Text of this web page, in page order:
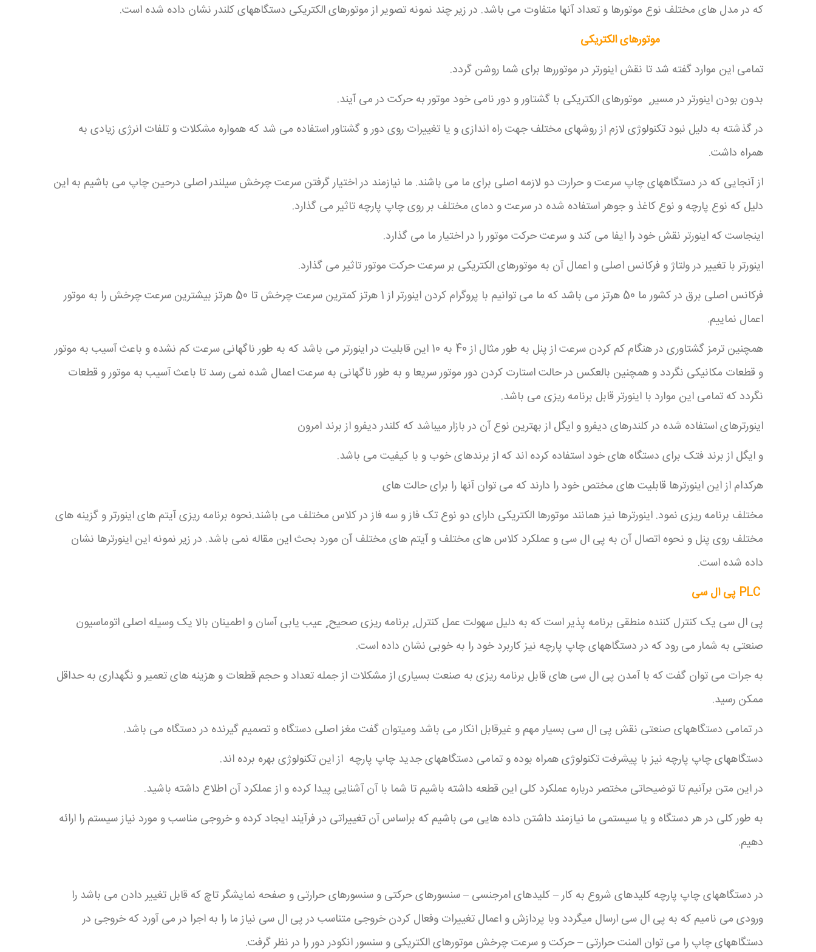
که در مدل های مختلف نوع موتورها و تعداد آنها متفاوت می باشد. در زیر چند نمونه تصویر از موتورهای الکتریکی دستگاههای کلندر نشان داده شده است.
موتورهای الکتریکی
تمامی این موارد گفته شد تا نقش اینورتر در موتوررها برای شما روشن گردد.
بدون بودن اینورتر در مسیر ࣣ موتورهای الکتریکی با گشتاور و دور نامی خود موتور به حرکت در می آیند.
در گذشته به دلیل نبود تکنولوژی لازم از روشهای مختلف جهت راه اندازی و یا تغییرات روی دور و گشتاور استفاده می شد که همواره مشکلات و تلفات انرژی زیادی به
همراه داشت.
از آنجایی که در دستگاههای چاپ سرعت و حرارت دو لازمه اصلی برای ما می باشند. ما نیازمند در اختیار گرفتن سرعت چرخش سیلندر اصلی درحین چاپ می باشیم به این
دلیل که نوع پارچه و نوع کاغذ و جوهر استفاده شده در سرعت و دمای مختلف بر روی چاپ پارچه تاثیر می گذارد.
اینجاست که اینورتر نقش خود را ایفا می کند و سرعت حرکت موتور را در اختیار ما می گذارد.
اینورتر با تغییر در ولتاژ و فرکانس اصلی و اعمال آن به موتورهای الکتریکی بر سرعت حرکت موتور تاثیر می گذارد.
فرکانس اصلی برق در کشور ما 50 هرتز می باشد که ما می توانیم با پروگرام کردن اینورتر از 1 هرتز کمترین سرعت چرخش تا 50 هرتز بیشترین سرعت چرخش را به موتور
اعمال نماییم.
همچنین ترمز گشتاوری در هنگام کم کردن سرعت از پنل به طور مثال از 40 به 10 این قابلیت در اینورتر می باشد که به طور ناگهانی سرعت کم نشده و باعث آسیب به موتور
و قطعات مکانیکی نگردد و همچنین بالعکس در حالت استارت کردن دور موتور سریعا و به طور ناگهانی به سرعت اعمال شده نمی رسد تا باعث آسیب به موتور و قطعات
نگردد که تمامی این موارد با اینورتر قابل برنامه ریزی می باشد.
اینورترهای استفاده شده در کلندرهای دیفرو و ایگل از بهترین نوع آن در بازار میباشد که کلندر دیفرو از برند امرون
و ایگل از برند فتک برای دستگاه های خود استفاده کرده اند که از برندهای خوب و با کیفیت می باشد.
هرکدام از این اینورترها قابلیت های مختص خود را دارند که می توان آنها را برای حالت های
مختلف برنامه ریزی نمود. اینورترها نیز همانند موتورها الکتریکی دارای دو نوع تک فاز و سه فاز در کلاس مختلف می باشند.نحوه برنامه ریزی آیتم های اینورتر و گزینه های
مختلف روی پنل و نحوه اتصال آن به پی ال سی و عملکرد کلاس های مختلف و آیتم های مختلف آن مورد بحث این مقاله نمی باشد. در زیر نمونه این اینورترها نشان
داده شده است.
PLC پی ال سی
پی ال سی یک کنترل کننده منطقی برنامه پذیر است که به دلیل سهولت عمل کنترل ࣣ برنامه ریزی صحیح ࣣ عیب یابی آسان و اطمینان بالا یک وسیله اصلی اتوماسیون
صنعتی به شمار می رود که در دستگاههای چاپ پارچه نیز کاربرد خود را به خوبی نشان داده است.
به جرات می توان گفت که با آمدن پی ال سی های قابل برنامه ریزی به صنعت بسیاری از مشکلات از جمله تعداد و حجم قطعات و هزینه های تعمیر و نگهداری به حداقل
ممکن رسید.
در تمامی دستگاههای صنعتی نقش پی ال سی بسیار مهم و غیرقابل انکار می باشد ومیتوان گفت مغز اصلی دستگاه و تصمیم گیرنده در دستگاه می باشد.
دستگاههای چاپ پارچه نیز با پیشرفت تکنولوژی همراه بوده و تمامی دستگاههای جدید چاپ پارچه از این تکنولوژی بهره برده اند.
در این متن برآنیم تا توضیحاتی مختصر درباره عملکرد کلی این قطعه داشته باشیم تا شما با آن آشنایی پیدا کرده و از عملکرد آن اطلاع داشته باشید.
به طور کلی در هر دستگاه و یا سیستمی ما نیازمند داشتن داده هایی می باشیم که براساس آن تغییراتی در فرآیند ایجاد کرده و خروجی مناسب و مورد نیاز سیستم را ارائه
دهیم.
در دستگاههای چاپ پارچه کلیدهای شروع به کار – کلیدهای امرجنسی – سنسورهای حرکتی و سنسورهای حرارتی و صفحه نمایشگر تاچ که قابل تغییر دادن می باشد را
ورودی می نامیم که به پی ال سی ارسال میگردد وبا پردازش و اعمال تغییرات وفعال کردن خروجی متناسب در پی ال سی نیاز ما را به اجرا در می آورد که خروجی در
دستگاههای چاپ را می توان المنت حرارتی – حرکت و سرعت چرخش موتورهای الکتریکی و سنسور انکودر دور را در نظر گرفت.